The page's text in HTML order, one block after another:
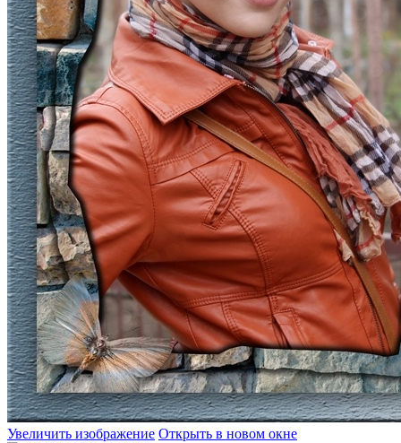
Увеличить изображение Открыть в новом окне